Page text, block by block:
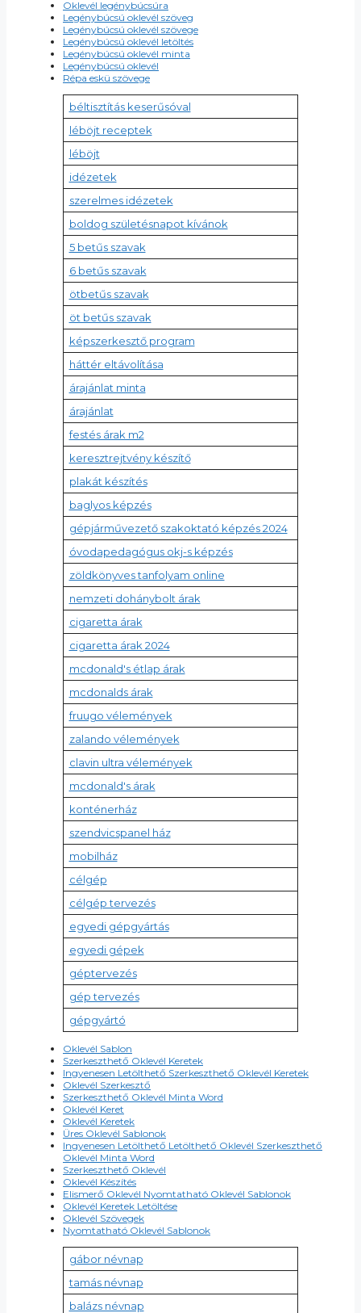
Oklevél legénybúcsúra
Legénybúcsú oklevél szöveg
Legénybúcsú oklevél szövege
Legénybúcsú oklevél letöltés
Legénybúcsú oklevél minta
Legénybúcsú oklevél
Répa eskü szövege
béltisztítás keserűsóval
léböjt receptek
léböjt
idézetek
szerelmes idézetek
boldog születésnapot kívánok
5 betűs szavak
6 betűs szavak
ötbetűs szavak
öt betűs szavak
képszerkesztő program
háttér eltávolítása
árajánlat minta
árajánlat
festés árak m2
keresztrejtvény készítő
plakát készítés
baglyos képzés
gépjárművezető szakoktató képzés 2024
óvodapedagógus okj-s képzés
zöldkönyves tanfolyam online
nemzeti dohánybolt árak
cigaretta árak
cigaretta árak 2024
mcdonald's étlap árak
mcdonalds árak
fruugo vélemények
zalando vélemények
clavin ultra vélemények
mcdonald's árak
konténerház
szendvicspanel ház
mobilház
célgép
célgép tervezés
egyedi gépgyártás
egyedi gépek
géptervezés
gép tervezés
gépgyártó
Oklevél Sablon
Szerkeszthető Oklevél Keretek
Ingyenesen Letölthető Szerkeszthető Oklevél Keretek
Oklevél Szerkesztő
Szerkeszthető Oklevél Minta Word
Oklevél Keret
Oklevél Keretek
Üres Oklevél Sablonok
Ingyenesen Letölthető Letölthető Oklevél Szerkeszthető
Oklevél Minta Word
Szerkeszthető Oklevél
Oklevél Készítés
Elismerő Oklevél Nyomtatható Oklevél Sablonok
Oklevél Keretek Letöltése
Oklevél Szövegek
Nyomtatható Oklevél Sablonok
gábor névnap
tamás névnap
balázs névnap